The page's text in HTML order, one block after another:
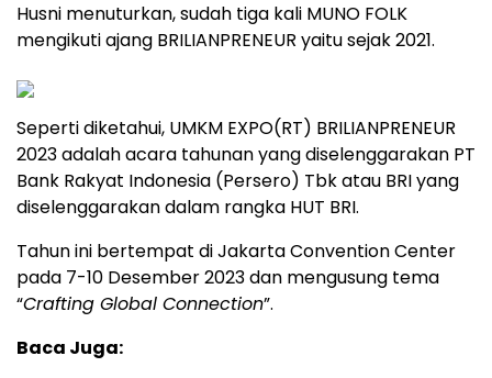
Husni menuturkan, sudah tiga kali MUNO FOLK
mengikuti ajang BRILIANPRENEUR yaitu sejak 2021.
Seperti diketahui, UMKM EXPO(RT) BRILIANPRENEUR
2023 adalah acara tahunan yang diselenggarakan PT
Bank Rakyat Indonesia (Persero) Tbk atau BRI yang
diselenggarakan dalam rangka HUT BRI.
Tahun ini bertempat di Jakarta Convention Center
pada 7-10 Desember 2023 dan mengusung tema
“Crafting Global Connection”.
Baca Juga: